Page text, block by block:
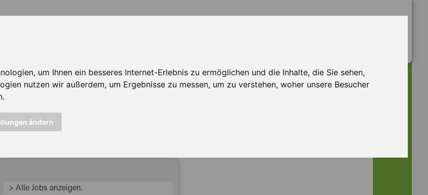
um Ihnen ein besseres Internet-Erlebnis zu ermöglichen und die Inhalte, die Sie sehen,
nutzen wir außerdem, um Ergebnisse zu messen, um zu verstehen, woher unsere Besucher
ändernverfügbar ...
> Alle Jobs anzeigen.